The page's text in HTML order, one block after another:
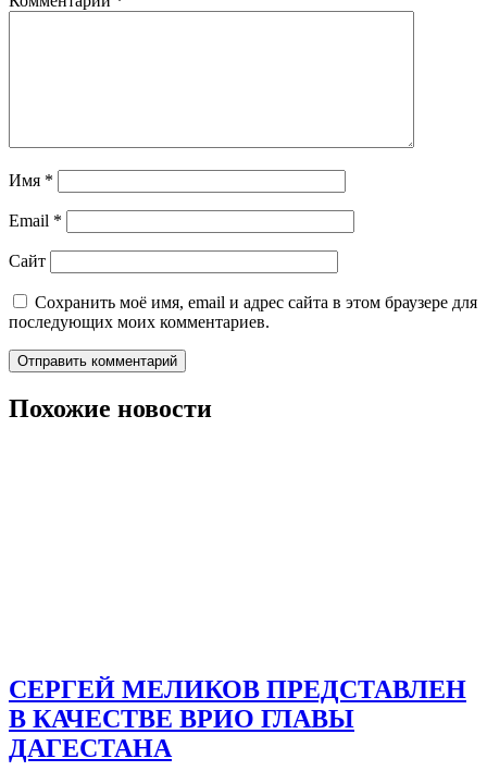
Имя *
Email *
Сайт
Сохранить моё имя, email и адрес сайта в этом браузере для
последующих моих комментариев.
Похожие новости
СЕРГЕЙ МЕЛИКОВ ПРЕДСТАВЛЕН
В КАЧЕСТВЕ ВРИО ГЛАВЫ
ДАГЕСТАНА